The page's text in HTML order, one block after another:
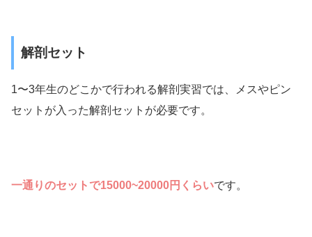
解剖セット
1〜3年生のどこかで行われる解剖実習では、メスやピン
セットが入った解剖セットが必要です。
一通りのセットで15000~20000円くらいです。